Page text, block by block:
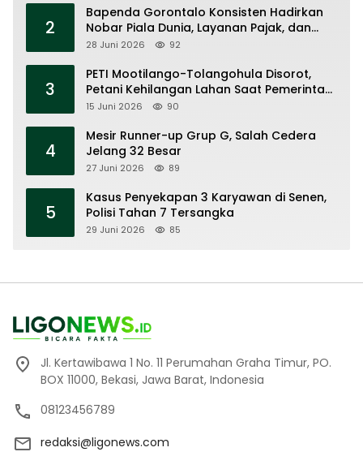
2
Bapenda Gorontalo Konsisten Hadirkan
Nobar Piala Dunia, Layanan Pajak, dan
Ruang UMKM
28 Juni 2026 92
3
PETI Mootilango-Tolangohula Disorot,
Petani Kehilangan Lahan Saat Pemerintah
Fokus Panggung Seremonial
15 Juni 2026 90
4
Mesir Runner-up Grup G, Salah Cedera
Jelang 32 Besar
27 Juni 2026 89
5
Kasus Penyekapan 3 Karyawan di Senen,
Polisi Tahan 7 Tersangka
29 Juni 2026 85
Jl. Kertawibawa 1 No. 11 Perumahan Graha Timur, PO.
BOX 11000, Bekasi, Jawa Barat, Indonesia
08123456789
redaksi@ligonews.com